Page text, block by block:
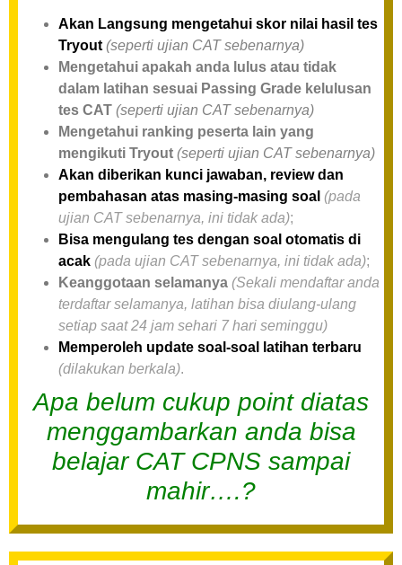
Akan Langsung mengetahui skor nilai hasil tes
Tryout (seperti ujian CAT sebenarnya)
Mengetahui apakah anda lulus atau tidak
dalam latihan sesuai Passing Grade kelulusan
tes CAT (seperti ujian CAT sebenarnya)
Mengetahui ranking peserta lain yang
mengikuti Tryout (seperti ujian CAT sebenarnya)
Akan diberikan kunci jawaban, review dan
pembahasan atas masing-masing soal (pada
ujian CAT sebenarnya, ini tidak ada);
Bisa mengulang tes dengan soal otomatis di
acak (pada ujian CAT sebenarnya, ini tidak ada);
Keanggotaan selamanya (Sekali mendaftar anda
terdaftar selamanya, latihan bisa diulang-ulang
setiap saat 24 jam sehari 7 hari seminggu)
Memperoleh update soal-soal latihan terbaru
(dilakukan berkala).
Apa belum cukup point diatas
menggambarkan anda bisa
belajar CAT CPNS sampai
mahir….?